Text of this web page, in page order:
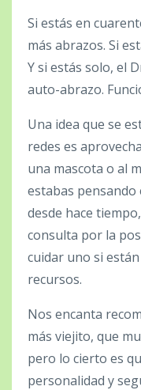
Si estás en
más abrazos. Si
Y si estás solo, el
auto-abrazo.
Una idea que se
redes es
una mascota o al
estabas
desde hace
consulta por la
cuidar uno si
recursos.
Nos encanta
más viejito, que
pero lo cierto es
personalidad y